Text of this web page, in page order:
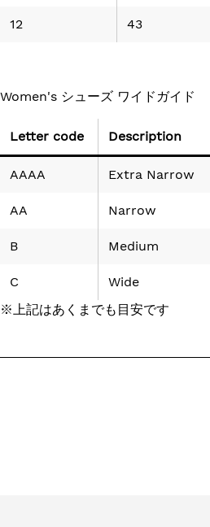
12 43
Women's シューズ ワイドガイド
Letter code Description
AAAA Extra Narrow
AA Narrow
B Medium
C
Wide
※上記はあくまでも目安です